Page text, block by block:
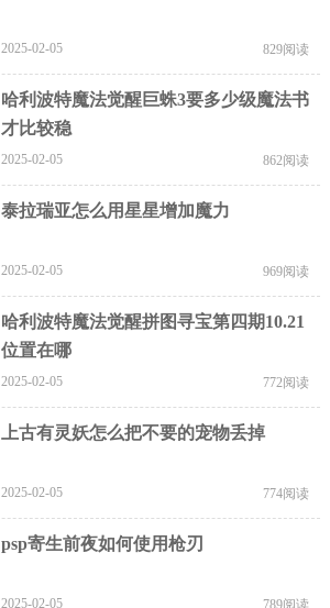
2025-02-05 829阅读
哈利波特魔法觉醒巨蛛3要多少级魔法书
才比较稳
2025-02-05 862阅读
泰拉瑞亚怎么用星星增加魔力
2025-02-05 969阅读
哈利波特魔法觉醒拼图寻宝第四期10.21
位置在哪
2025-02-05 772阅读
上古有灵妖怎么把不要的宠物丢掉
2025-02-05 774阅读
psp寄生前夜如何使用枪刃
2025-02-05 789阅读